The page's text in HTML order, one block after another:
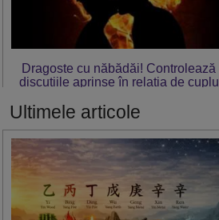
Dragoste cu năbădăi! Controlează
discuțiile aprinse în relația de cuplu
Ultimele articole